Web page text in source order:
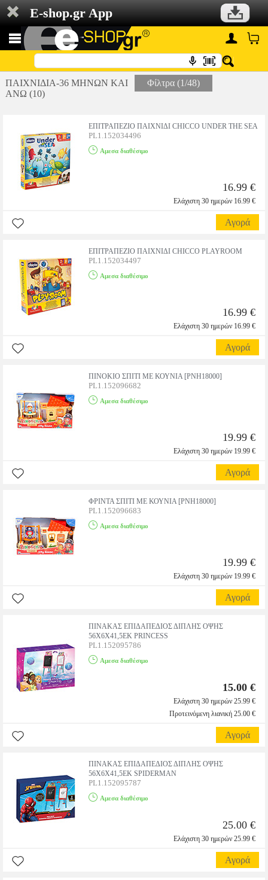
E-shop.gr App
ΠΑΙΧΝΙΔΙΑ-36 ΜΗΝΩΝ ΚΑΙ
ΑΝΩ (10)
Φίλτρα (1/48)
ΕΠΙΤΡΑΠΕΖΙΟ ΠΑΙΧΝΙΔΙ CHICCO UNDER THE SEA
PL1.152034496
Αμεσα διαθέσιμο
16.99 €
Ελάχιστη 30 ημερών 16.99 €
Αγορά
ΕΠΙΤΡΑΠΕΖΙΟ ΠΑΙΧΝΙΔΙ CHICCO PLAYROOM
PL1.152034497
Αμεσα διαθέσιμο
16.99 €
Ελάχιστη 30 ημερών 16.99 €
Αγορά
ΠΙΝΟΚΙΟ ΣΠΙΤΙ ΜΕ ΚΟΥΝΙΑ [PNH18000]
PL1.152096682
Αμεσα διαθέσιμο
19.99 €
Ελάχιστη 30 ημερών 19.99 €
Αγορά
ΦΡΙΝΤΑ ΣΠΙΤΙ ΜΕ ΚΟΥΝΙΑ [PNH18000]
PL1.152096683
Αμεσα διαθέσιμο
19.99 €
Ελάχιστη 30 ημερών 19.99 €
Αγορά
ΠΙΝΑΚΑΣ ΕΠΙΔΑΠΕΔΙΟΣ ΔΙΠΛΗΣ ΟΨΗΣ
56Χ6Χ41,5ΕΚ PRINCESS
PL1.152095786
Αμεσα διαθέσιμο
15.00 €
Ελάχιστη 30 ημερών 25.99 €
Προτεινόμενη λιανική 25.00 €
Αγορά
ΠΙΝΑΚΑΣ ΕΠΙΔΑΠΕΔΙΟΣ ΔΙΠΛΗΣ ΟΨΗΣ
56Χ6Χ41,5ΕΚ SPIDERMAN
PL1.152095787
Αμεσα διαθέσιμο
25.00 €
Ελάχιστη 30 ημερών 25.99 €
Αγορά